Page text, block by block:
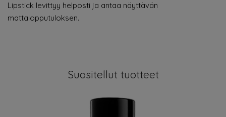
Lipstick levittyy helposti ja antaa näyttävän
mattalopputuloksen.
Suositellut tuotteet